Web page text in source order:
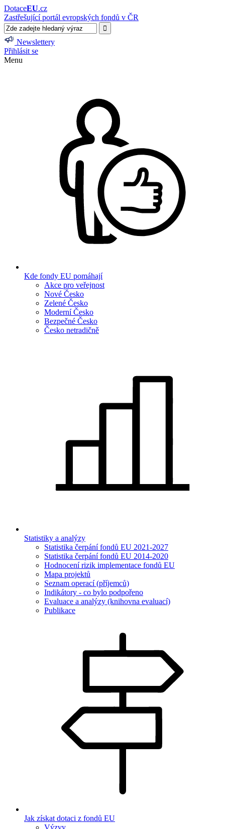
DotaceEU.cz
Zastřešující portál evropských fondů v ČR
Newslettery
Přihlásit se
Menu
Kde fondy EU pomáhají
Akce pro veřejnost
Nové Česko
Zelené Česko
Moderní Česko
Bezpečné Česko
Česko netradičně
Statistiky a analýzy
Statistika čerpání fondů EU 2021-2027
Statistika čerpání fondů EU 2014-2020
Hodnocení rizik implementace fondů EU
Mapa projektů
Seznam operací (příjemců)
Indikátory - co bylo podpořeno
Evaluace a analýzy (knihovna evaluací)
Publikace
Jak získat dotaci z fondů EU
Výzvy